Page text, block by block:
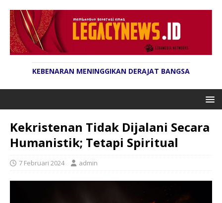
KEBENARAN MENINGGIKAN DERAJAT BANGSA
Kekristenan Tidak Dijalani Secara
Humanistik; Tetapi Spiritual
7 Februari 2024 admin